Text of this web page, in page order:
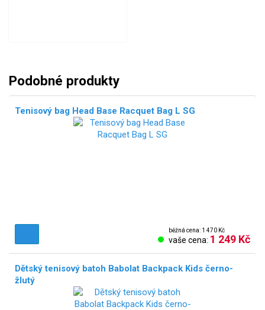
Podobné produkty
Tenisový bag Head Base Racquet Bag L SG
běžná cena: 1 470 Kč
vaše cena: 1 249 Kč
Dětský tenisový batoh Babolat Backpack Kids černo-
žlutý